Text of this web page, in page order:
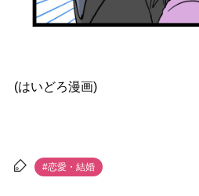
(はいどろ漫画)
#恋愛・結婚